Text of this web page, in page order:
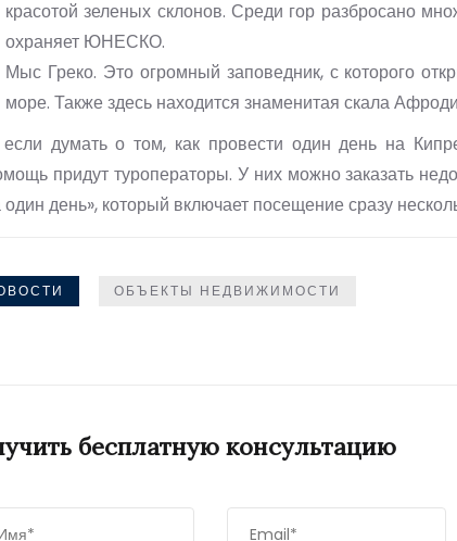
красотой зеленых склонов. Среди гор разбросано
охраняет ЮНЕСКО.
Мыс Греко. Это огромный заповедник, с которого
море. Также здесь находится знаменитая скала
думать о том, как провести один день на
придут туроператоры. У них можно заказать
один день», который включает посещение сразу
ОБЪЕКТЫ НЕДВИЖИМОСТИ
бесплатную консультацию